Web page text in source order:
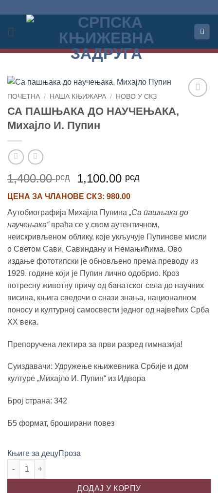
садржај
ПОЧЕТНА / НАША КЊИЖАРА / НОВО У СКЗ
СА ПАШЊАКА ДО НАУЧЕЊАКА,
Михајло И. Пупин
1,400.00рсд
Оригинална
је
била:
1,400.00 рсд.
1,100.00 рсдТренутна
1,100.00 рсд.
ЦЕНА ЗА ЧЛАНОВЕ СКЗ: 980.00
Аутобиографија Михајла Пупина „Са пашњака до
научењака“враћа се у свом аутентичном,
неискривљеном облику, које укључује Пупинове мисли
о Светом Сави, Савиндану и Немањићима. Ово
издање фототипски је обновљено према преводу из
1929. године који је Пупин лично одобрио. Кроз
потресну животну причу од банатског села до научних
висина, књига сведочи о снази знања, националном
поносу и културној самосвести једног од највећих Срба
XX века.
Препоручена лектира за први разред гимназија!
Суиздавачи: Удружење књижевника Србије и дом
културе „Михајло И. Пупин“ из Идвора
Број страна: 342
Б5 формат, броширани повез
Књиге за децуПроза
СА ПАШЊАКА ДО НАУЧЕЊАКА, Михајло И. Пупин количина
ДОДАЈ У КОРПУ